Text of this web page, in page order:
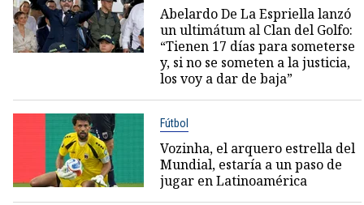
Abelardo De La Espriella lanzó
un ultimátum al Clan del Golfo:
“Tienen 17 días para someterse
y, si no se someten a la justicia,
los voy a dar de baja”
Fútbol
Vozinha, el arquero estrella del
Mundial, estaría a un paso de
jugar en Latinoamérica